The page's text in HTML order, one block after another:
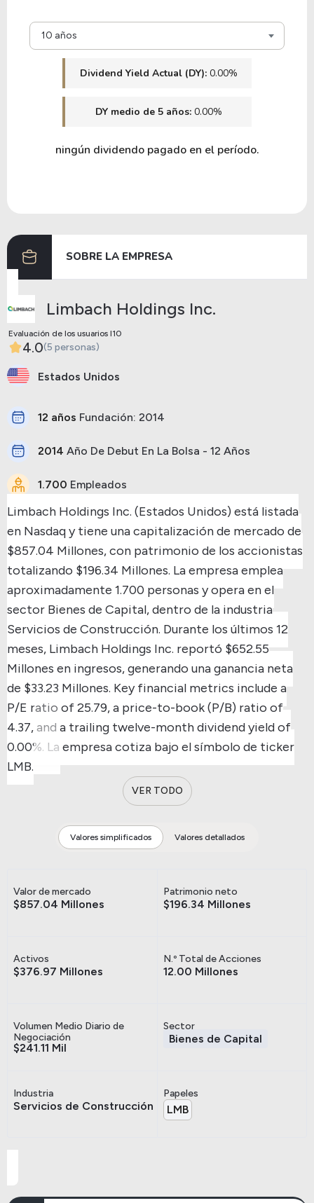
10 años
Dividend Yield Actual (DY): 0.00%
DY medio de 5 años: 0.00%
ningún dividendo pagado en el período.
SOBRE LA EMPRESA
Limbach Holdings Inc.
Evaluación de los usuarios I10
4.0(5 personas)
Estados Unidos
12 años Fundación: 2014
2014 Año De Debut En La Bolsa - 12 Años
1.700 Empleados
Limbach Holdings Inc. (Estados Unidos) está listada
en Nasdaq y tiene una capitalización de mercado de
$857.04 Millones, con patrimonio de los accionistas
totalizando $196.34 Millones. La empresa emplea
aproximadamente 1.700 personas y opera en el
sector Bienes de Capital, dentro de la industria
Servicios de Construcción. Durante los últimos 12
meses, Limbach Holdings Inc. reportó $652.55
Millones en ingresos, generando una ganancia neta
de $33.23 Millones. Key financial metrics include a
P/E ratio of 25.79, a price-to-book (P/B) ratio of
4.37, and a trailing twelve-month dividend yield of
0.00%. La empresa cotiza bajo el símbolo de ticker
LMB.
VER TODO
Valores simplificados Valores detallados
Valor de mercado
$857.04 Millones
Patrimonio neto
$196.34 Millones
Activos
$376.97 Millones
N.º Total de Acciones
12.00 Millones
Volumen Medio Diario de
Negociación
$241.11 Mil
Sector
Bienes de Capital
Industria
Servicios de Construcción
Papeles
LMB